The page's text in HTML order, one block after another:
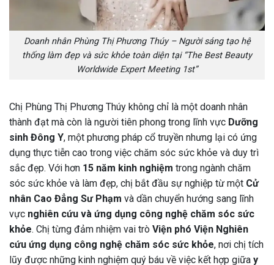
Doanh nhân Phùng Thị Phương Thúy – Người sáng tạo hệ
thống làm đẹp và sức khỏe toàn diện tại “The Best Beauty
Worldwide Expert Meeting 1st”
Chị Phùng Thị Phương Thúy không chỉ là một doanh nhân
thành đạt mà còn là người tiên phong trong lĩnh vực Dưỡng
sinh Đông Y, một phương pháp cổ truyền nhưng lại có ứng
dụng thực tiễn cao trong việc chăm sóc sức khỏe và duy trì
sắc đẹp. Với hơn 15 năm kinh nghiệm trong ngành chăm
sóc sức khỏe và làm đẹp, chị bắt đầu sự nghiệp từ một Cử
nhân Cao Đẳng Sư Phạm và dần chuyển hướng sang lĩnh
vực nghiên cứu và ứng dụng công nghệ chăm sóc sức
khỏe. Chị từng đảm nhiệm vai trò Viện phó Viện Nghiên
cứu ứng dụng công nghệ chăm sóc sức khỏe, nơi chị tích
lũy được những kinh nghiệm quý báu về việc kết hợp giữa y